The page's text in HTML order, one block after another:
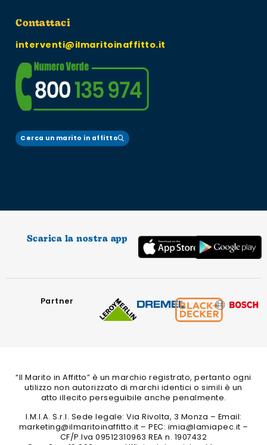
Contattaci
interventi@ilmaritoinaffitto.it
Cerca un marito in affitto
Scarica la nostra app
Partner
“Il Marito in Affitto” è un marchio registrato, pertanto ogni
utilizzo non autorizzato di marchi identici o simili è un
atto illecito perseguibile anche penalmente.
I.M.I.A. S.r.l. Sede legale: Via Rivolta, 3 Monza – Email:
marketing@ilmaritoinaffitto.it – PEC: imia@lamiapec.it –
CF/P.Iva 09512310963 REA n. 1907432